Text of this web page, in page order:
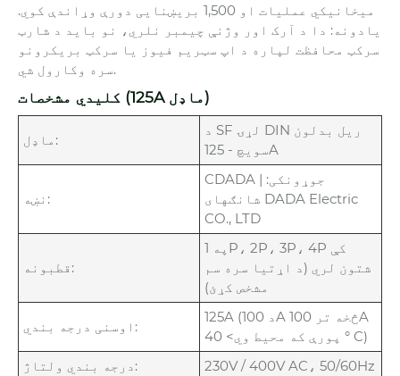
میخانیکي عملیات او 1,500 بریښنایی دورې وړاندې کوي.
یادونه: دا د آرک اور وژنې چیمبر نلري، نو باید د شارټ
سرکټ محافظت لپاره د اپ سټریم فیوز یا سرکټ بریکرونو
سره وکارول شي.
کلیدي مشخصات (125A ماډل)
ماډل:
د SF لړۍ DIN ریل بدلون
سویچ - 125A
نښه:
CDADA | جوړونکی:
شانګهای DADA Electric
CO., LTD
قطبونه:
په 1P، 2P، 3P، 4P کې
شتون لري (د اړتیا سره سم
مشخص کړئ)
اوسنی درجه بندي:
125A (د 100A څخه تر 100A
پورې که محیط وي> 40 ° C)
درجه بندي ولتاژ:
230V / 400V AC، 50/60Hz